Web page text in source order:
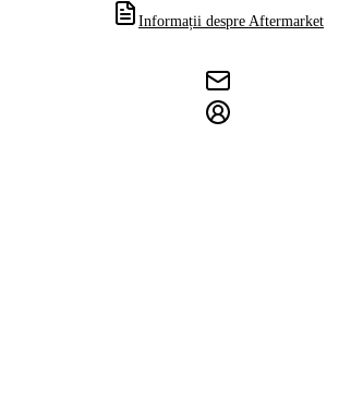
Informații despre Aftermarket